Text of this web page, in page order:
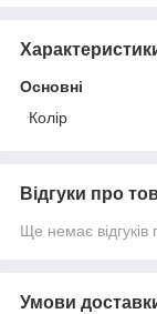
Основні
Колір
Відгуки про
Ще немає відгуків
Умови